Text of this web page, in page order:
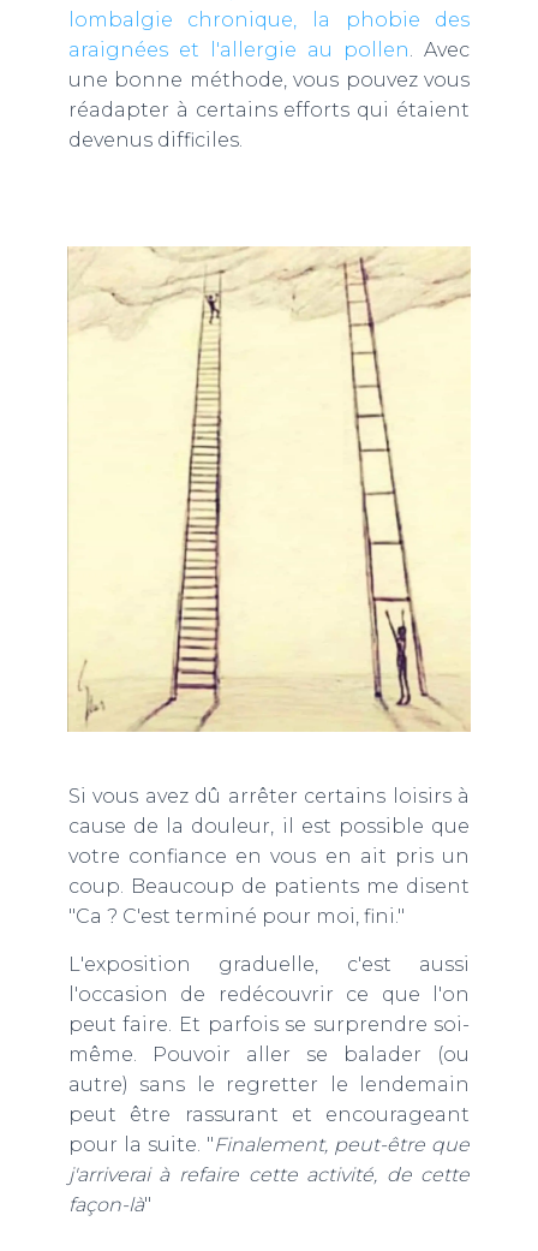
lombalgie chronique, la phobie des
araignées et l'allergie au pollen. Avec
une bonne méthode, vous pouvez vous
réadapter à certains efforts qui étaient
devenus difficiles.
Si vous avez dû arrêter certains loisirs à
cause de la douleur, il est possible que
votre confiance en vous en ait pris un
coup. Beaucoup de patients me disent
"Ca ? C'est terminé pour moi, fini."
L'exposition graduelle, c'est aussi
l'occasion de redécouvrir ce que l'on
peut faire. Et parfois se surprendre soi-
même. Pouvoir aller se balader (ou
autre) sans le regretter le lendemain
peut être rassurant et encourageant
pour la suite. "Finalement, peut-être que
j'arriverai à refaire cette activité, de cette
façon-là"